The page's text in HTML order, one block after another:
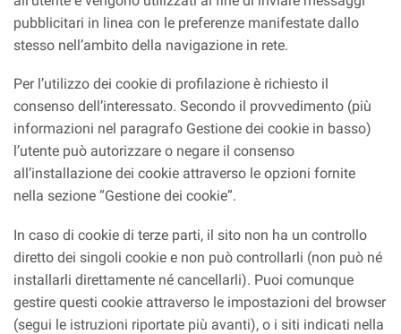
pubblicitari in linea con le preferenze manifestate dallo
stesso nell’ambito della navigazione in rete.
Per l’utilizzo dei cookie di profilazione è richiesto il
consenso dell’interessato. Secondo il provvedimento (più
informazioni nel paragrafo Gestione dei cookie in basso)
l’utente può autorizzare o negare il consenso
all’installazione dei cookie attraverso le opzioni fornite
nella sezione “Gestione dei cookie”.
In caso di cookie di terze parti, il sito non ha un controllo
diretto dei singoli cookie e non può controllarli (non può né
installarli direttamente né cancellarli). Puoi comunque
gestire questi cookie attraverso le impostazioni del browser
(segui le istruzioni riportate più avanti), o i siti indicati nella